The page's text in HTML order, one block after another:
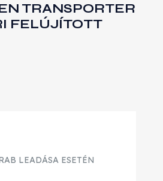
TRANSPORTER
FELÚJÍTOTT
LEADÁSA ESETÉN